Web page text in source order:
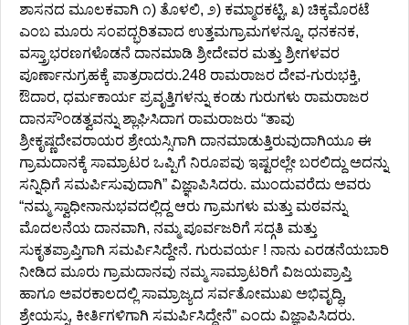
ಶಾಸನದ ಮೂಲಕವಾಗಿ ೧) ತೊಳಲಿ, ೨) ಕಮ್ಮಾರಕಟ್ಟಿ, ೩) ಚಿಕ್ಕಮೊರಟೆ
ಎಂಬ ಮೂರು ಸಂಪದ್ಭರಿತವಾದ ಉತ್ತಮಗ್ರಾಮಗಳನ್ನೂ, ಧನಕನಕ,
ವಸ್ತ್ರಾಭರಣಗಳೊಡನೆ ದಾನಮಾಡಿ ಶ್ರೀದೇವರ ಮತ್ತು ಶ್ರೀಗಳವರ
ಪೂರ್ಣಾನುಗ್ರಹಕ್ಕೆ ಪಾತ್ರರಾದರು.248 ರಾಮರಾಜರ ದೇವ-ಗುರುಭಕ್ತಿ,
ಔದಾರ, ಧರ್ಮಕಾರ್ಯ ಪ್ರವೃತ್ತಿಗಳನ್ನು ಕಂಡು ಗುರುಗಳು ರಾಮರಾಜರ
ದಾನಸೌಂಡತ್ವವನ್ನು ಶ್ಲಾಘಿಸಿದಾಗ ರಾಮರಾಜರು “ತಾವು
ಶ್ರೀಕೃಷ್ಣದೇವರಾಯರ ಶ್ರೇಯಸ್ಸಿಗಾಗಿ ದಾನಮಾಡುತ್ತಿರುವುದಾಗಿಯೂ ಈ
ಗ್ರಾಮದಾನಕ್ಕೆ ಸಾಮ್ರಾಟರ ಒಪ್ಪಿಗೆ ನಿರೂಪವು ಇಷ್ಟರಲ್ಲೇ ಬರಲಿದ್ದು ಅದನ್ನು
ಸನ್ನಿಧಿಗೆ ಸಮರ್ಪಿಸುವುದಾಗಿ” ವಿಜ್ಞಾಪಿಸಿದರು. ಮುಂದುವರೆದು ಅವರು
“ನಮ್ಮ ಸ್ವಾಧೀನಾನುಭವದಲ್ಲಿದ್ದ ಆರು ಗ್ರಾಮಗಳು ಮತ್ತು ಮಠವನ್ನು
ಮೊದಲನೆಯ ದಾನವಾಗಿ, ನಮ್ಮ ಪೂರ್ವಜರಿಗೆ ಸದ್ಗತಿ ಮತ್ತು
ಸುಕೃತಪ್ರಾಪ್ತಿಗಾಗಿ ಸಮರ್ಪಿಸಿದ್ದೇನೆ. ಗುರುವರ್ಯ ! ನಾನು ಎರಡನೆಯಬಾರಿ
ನೀಡಿದ ಮೂರು ಗ್ರಾಮದಾನವು ನಮ್ಮ ಸಾಮ್ರಾಟರಿಗೆ ವಿಜಯಪ್ರಾಪ್ತಿ
ಹಾಗೂ ಅವರಕಾಲದಲ್ಲಿ ಸಾಮ್ರಾಜ್ಯದ ಸರ್ವತೋಮುಖ ಅಭಿವೃದ್ಧಿ,
ಶ್ರೇಯಸ್ಸು, ಕೀರ್ತಿಗಳಿಗಾಗಿ ಸಮರ್ಪಿಸಿದ್ದೇನೆ” ಎಂದು ವಿಜ್ಞಾಪಿಸಿದರು.